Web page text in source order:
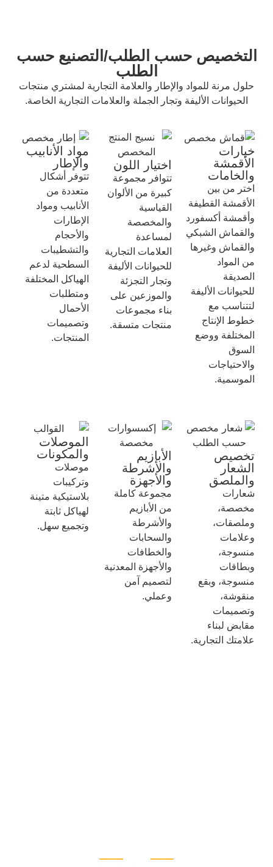
التخصيص حسب الطلب/التصنيع حسب
الطلب
حلول مرنة للمواد والإطار والعلامة التجارية لمشتري منتجات
الحيوانات الأليفة وتجار الجملة والعلامات التجارية الخاصة.
خيارات
الأقمشة
والخامات
اختر من بين
الأقمشة القطيفة
وأقمشة أكسفورد
والقماش الشبكي
والقماش وغيرها
من المواد
الصديقة
للحيوانات الأليفة
لتتناسب مع
خطوط الإنتاج
المختلفة ووضع
السوق
والاحتياجات
الموسمية.
اختيار اللون
تتوافر مجموعة
كبيرة من الألوان
القياسية
والمخصصة
لمساعدة
العلامات التجارية
للحيوانات الأليفة
وتجار التجزئة
والموزعين على
بناء مجموعات
منتجات متسقة.
مواد الأنابيب
والإطار
تتوفر أشكال
متعددة من
الأنابيب ومواد
الإطارات
والأحجام
والتشطيبات
السطحية لدعم
الهياكل المختلفة
ومتطلبات
الأحمال
وتصميمات
المنتجات.
تخصيص
الشعار
والملصق
شعارات
مخصصة،
وملصقات،
وعلامات
منسوجة،
وبطاقات
منسوجة، وبقع
منقوشة،
وتصميمات
مقابض لبناء
علامتك التجارية.
الأبازيم
والأشرطة
والأجهزة
مجموعة كاملة
من الأبازيم
والأشرطة
والسحابات
والخطافات
والأجهزة المعدنية
لتصميم آمن
وعملي.
الموصلات
والمكونات
موصلات
وتركيبات
بلاستيكية متينة
لهياكل ثابتة
وتجميع سهل.